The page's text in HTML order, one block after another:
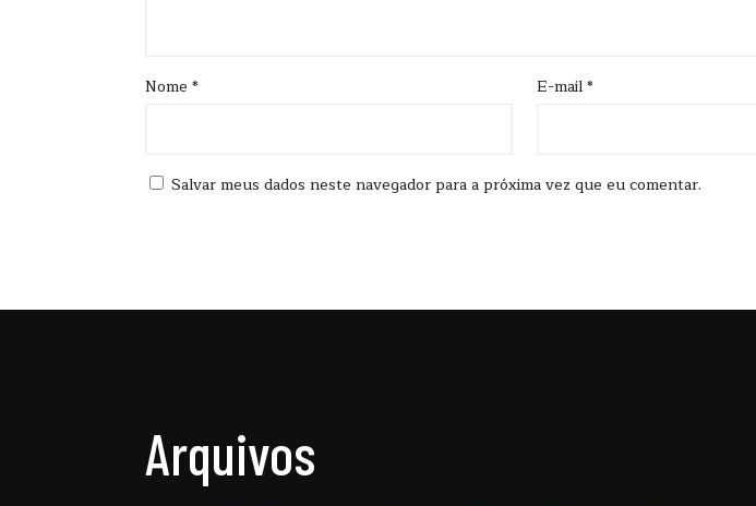
Nome * E-mail*
Salvar meus dados neste navegador para a próxima vez que eu comentar.
Arquivos